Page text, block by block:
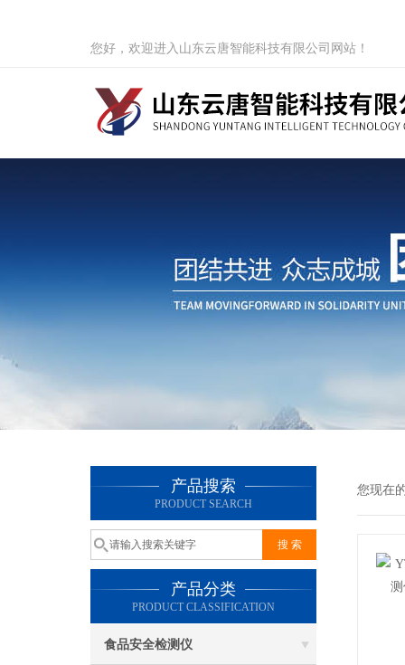
您好，欢迎进入山东云唐智能科技有限公司网站！
产品搜索
PRODUCT SEARCH
产品分类
PRODUCT CLASSIFICATION
食品安全检测仪
您现在